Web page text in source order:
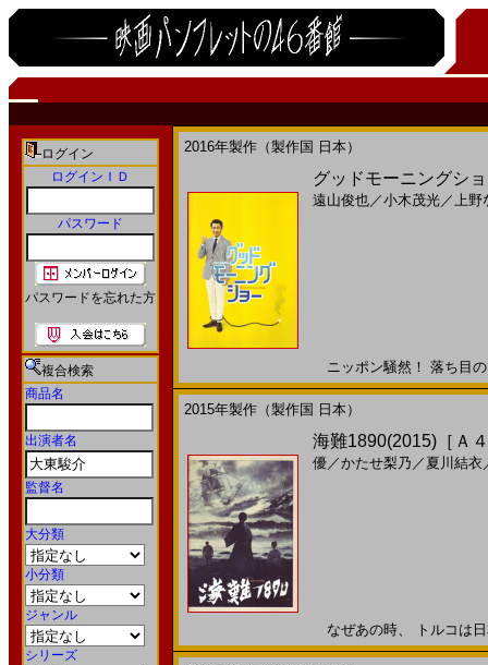
ログイン
ログインＩＤ
パスワード
パスワードを忘れた方
複合検索
商品名
出演者名
監督名
大分類
小分類
ジャンル
シリーズ
2016年製作（製作国 日本）
グッドモーニングシ
遠山俊也／小木茂光／上野
ニッポン騒然！ 落ち目
2015年製作（製作国 日本）
海難1890(2015)［Ａ
優／かたせ梨乃 ／ 夏川結衣
なぜあの時、 トルコは